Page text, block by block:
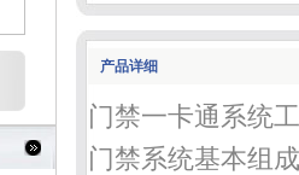
产品详细
门禁一卡通系统
门禁系统基本组